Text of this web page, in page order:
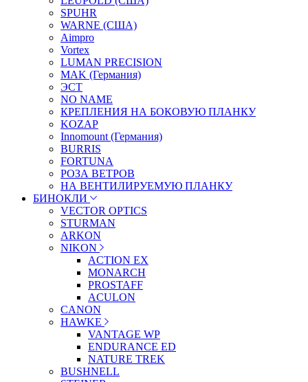
SPUHR
WARNE (США)
Aimpro
Vortex
LUMAN PRECISION
MAK (Германия)
ЭСТ
NO NAME
КРЕПЛЕНИЯ НА БОКОВУЮ ПЛАНКУ
KOZAP
Innomount (Германия)
BURRIS
FORTUNA
РОЗА ВЕТРОВ
НА ВЕНТИЛИРУЕМУЮ ПЛАНКУ
БИНОКЛИ
VECTOR OPTICS
STURMAN
ARKON
NIKON
ACTION EX
MONARCH
PROSTAFF
ACULON
CANON
HAWKE
VANTAGE WP
ENDURANCE ED
NATURE TREK
BUSHNELL